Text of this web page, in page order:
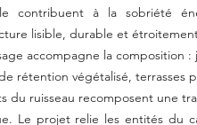
contribuent à la sobriété
lisible, durable et
accompagne la composition
rétention végétalisé, terrasses
du ruisseau recomposent une
Le projet relie les entités du